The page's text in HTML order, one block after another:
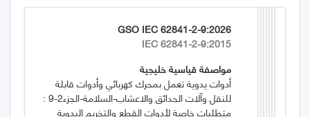
GSO IEC 62841-2-9:2026
IEC 62841-2-9:2015
مواصفة قياسية خليجية
أدوات يدوية تعمل بمحرك كهربائي وأدوات قابلة
للنقل وآلات الحدائق والاعشاب-السلامة-الجزء2-9 :
متطلبات خاصة لأدوات القطع والتخريم اليدوية